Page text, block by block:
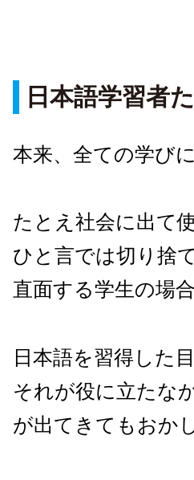
日本語学習者
本来、全ての学び
たとえ社会に出て
ひと言では切り捨
直面する学生の場
日本語を習得した
それが役に立たな
が出てきてもおか